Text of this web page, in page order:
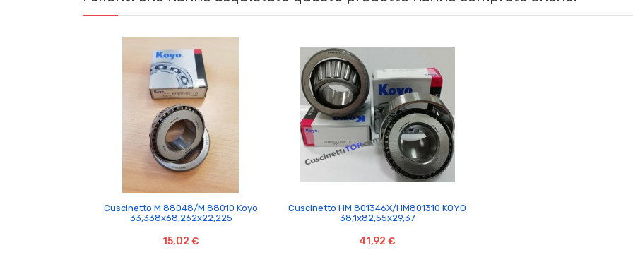

Cuscinetto M 88048/M 88010 Koyo
33,338x68,262x22,225
15,02 €

Cuscinetto HM 801346X/HM801310 KOYO
38,1x82,55x29,37
41,92 €